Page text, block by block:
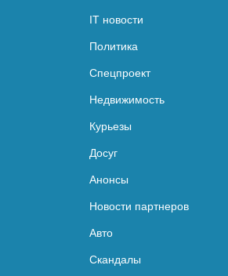
IT новости
Политика
Спецпроект
Недвижимость
Курьезы
Досуг
Анонсы
Новости партнеров
Авто
Скандалы